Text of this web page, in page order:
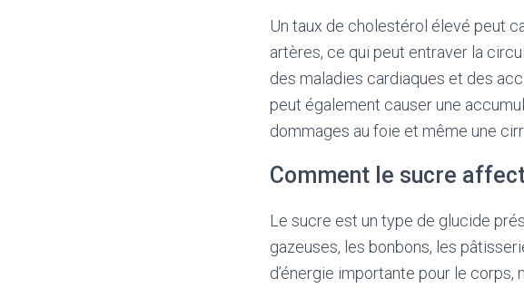
Un taux de cholestérol élevé peut
artères, ce qui peut entraver la
des maladies cardiaques et des
peut également causer une
dommages au foie et même une
Comment le sucre
Le sucre est un type de glucide
gazeuses, les bonbons, les
d’énergie importante pour le